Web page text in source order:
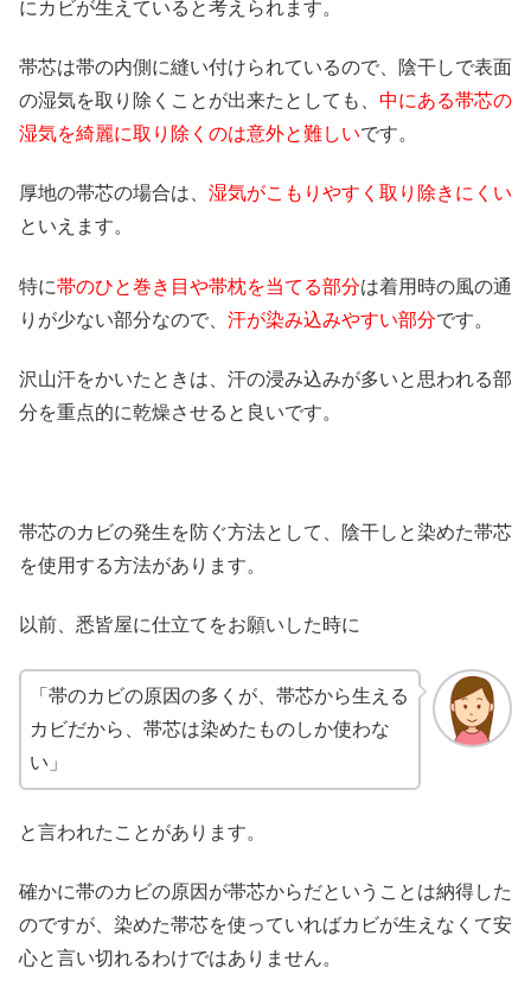
にカビが生えていると考えられます。
帯芯は帯の内側に縫い付けられているので、陰干しで表面
の湿気を取り除くことが出来たとしても、 中にある帯芯の
湿気を綺麗に取り除くのは意外と難しいです。
厚地の帯芯の場合は、 湿気がこもりやすく取り除きにくい
といえます。
特に帯のひと巻き目や帯枕を当てる部分は着用時の風の通
りが少ない部分なので、 汗が染み込みやすい部分です。
沢山汗をかいたときは、汗の浸み込みが多いと思われる部
分を重点的に乾燥させると良いです。
帯芯のカビの発生を防ぐ方法として、陰干しと染めた帯芯
を使用する方法があります。
以前、悉皆屋に仕立てをお願いした時に
「帯のカビの原因の多くが、帯芯から生える
カビだから、帯芯は染めたものしか使わな
い」
と言われたことがあります。
確かに帯のカビの原因が帯芯からだということは納得した
のですが、染めた帯芯を使っていればカビが生えなくて安
心と言い切れるわけではありません。